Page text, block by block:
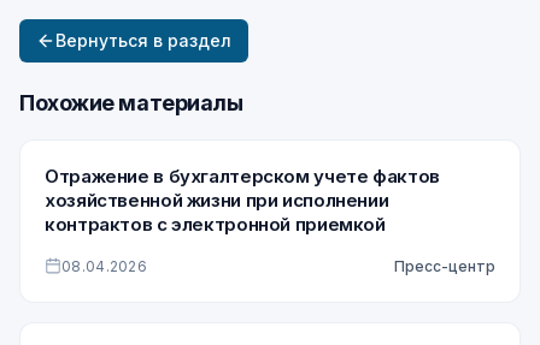
Вернуться в раздел
Похожие материалы
Отражение в бухгалтерском учете фактов
хозяйственной жизни при исполнении
контрактов с электронной приемкой
08.04.2026 Пресс-центр